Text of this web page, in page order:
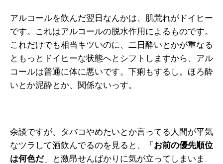
アルコールを飲んだ翌日なんかは、肌荒れがドイヒー
です。これはアルコールの脱水作用によるものです。
これだけでも相当キツいのに、二日酔いとかが重なる
ともっとドイヒーな状態へとシフトしますから、アル
コールは普通に体に悪いです。下痢もするし。ほろ酔
いとか泥酔とか、関係ないっす。
余談ですが、タバコやめたいとか言ってる人間が平気
なツラして酒飲んでるのを見ると、「 お前の優先順位
は何色だ」と激昂せんばかりに気が立ってしまいま